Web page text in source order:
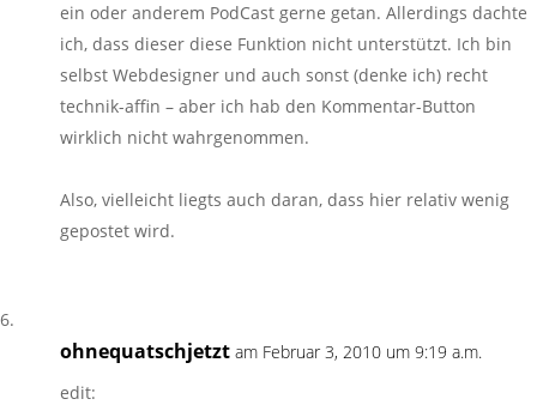
ein oder anderem PodCast gerne getan. Allerdings dachte
ich, dass dieser diese Funktion nicht unterstützt. Ich bin
selbst Webdesigner und auch sonst (denke ich) recht
technik-affin – aber ich hab den Kommentar-Button
wirklich nicht wahrgenommen.
Also, vielleicht liegts auch daran, dass hier relativ wenig
gepostet wird.
ohnequatschjetzt am Februar 3, 2010 um 9:19 a.m.
edit: